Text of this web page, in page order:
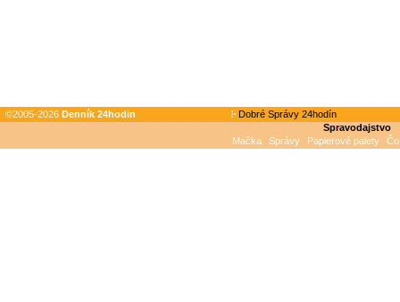
©2005-2026 Denník 24hodin
Dobré Správy 24hodín
Spravodajstvo
Mačka
Správy Papierové palety